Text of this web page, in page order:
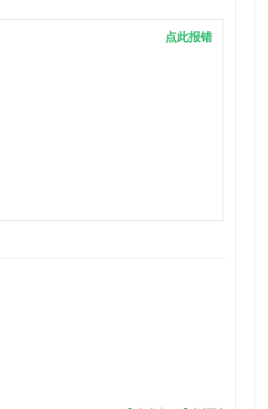
点此报错